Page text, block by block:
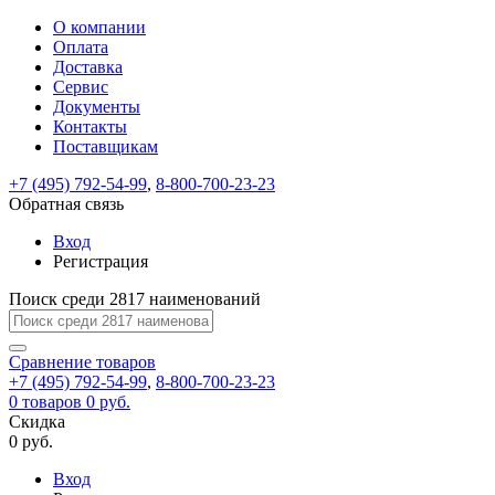
ВходРегистрация
Только
test@example.com
отправлена
по
ней
для
регистрации.
Ок
Только
Запомнить
меня
Забыли
Восстановление
пароля
Заполните
форму.
Мы
отправим
ссылку
на
указанный
электронный
адрес,
перейдя
по
которой
вы
новый
На
вашу
test@test.ru
отправлена
ссылка.
Перейдите
по
для
смены
пароля.
Введите
новый
пароль
Сменить
Пароль
успешно
Войти
Обратная
связь
Сообщение
пользовательского
соглашения
Ваше
сообщение
успешно
О компании
Оплата
Доставка
Сервис
Документы
Контакты
Поставщикам
+7 (495) 792-54-99, 8-800-700-23-23
Обратная связь
Вход
Регистрация
Поиск среди 2817 наименований
Сравнение товаров
+7 (495) 792-54-99, 8-800-700-23-23
0 товаров 0 руб.
Скидка
0 руб.
Вход